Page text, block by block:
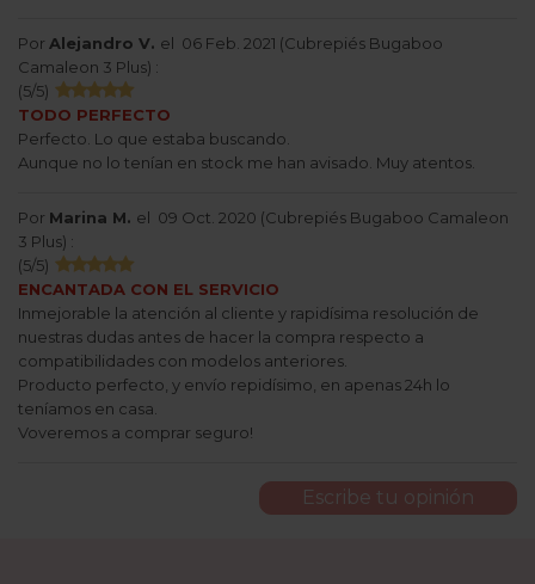
Por Alejandro V. el 06 Feb. 2021 (Cubrepiés Bugaboo
Camaleon 3 Plus) :
(5/5)
TODO PERFECTO
Perfecto. Lo que estaba buscando.
Aunque no lo tenían en stock me han avisado. Muy atentos.
Por Marina M. el 09 Oct. 2020 (Cubrepiés Bugaboo Camaleon
3 Plus) :
(5/5)
ENCANTADA CON EL SERVICIO
Inmejorable la atención al cliente y rapidísima resolución de
nuestras dudas antes de hacer la compra respecto a
compatibilidades con modelos anteriores.
Producto perfecto, y envío repidísimo, en apenas 24h lo
teníamos en casa.
Voveremos a comprar seguro!
Escribe tu opinión